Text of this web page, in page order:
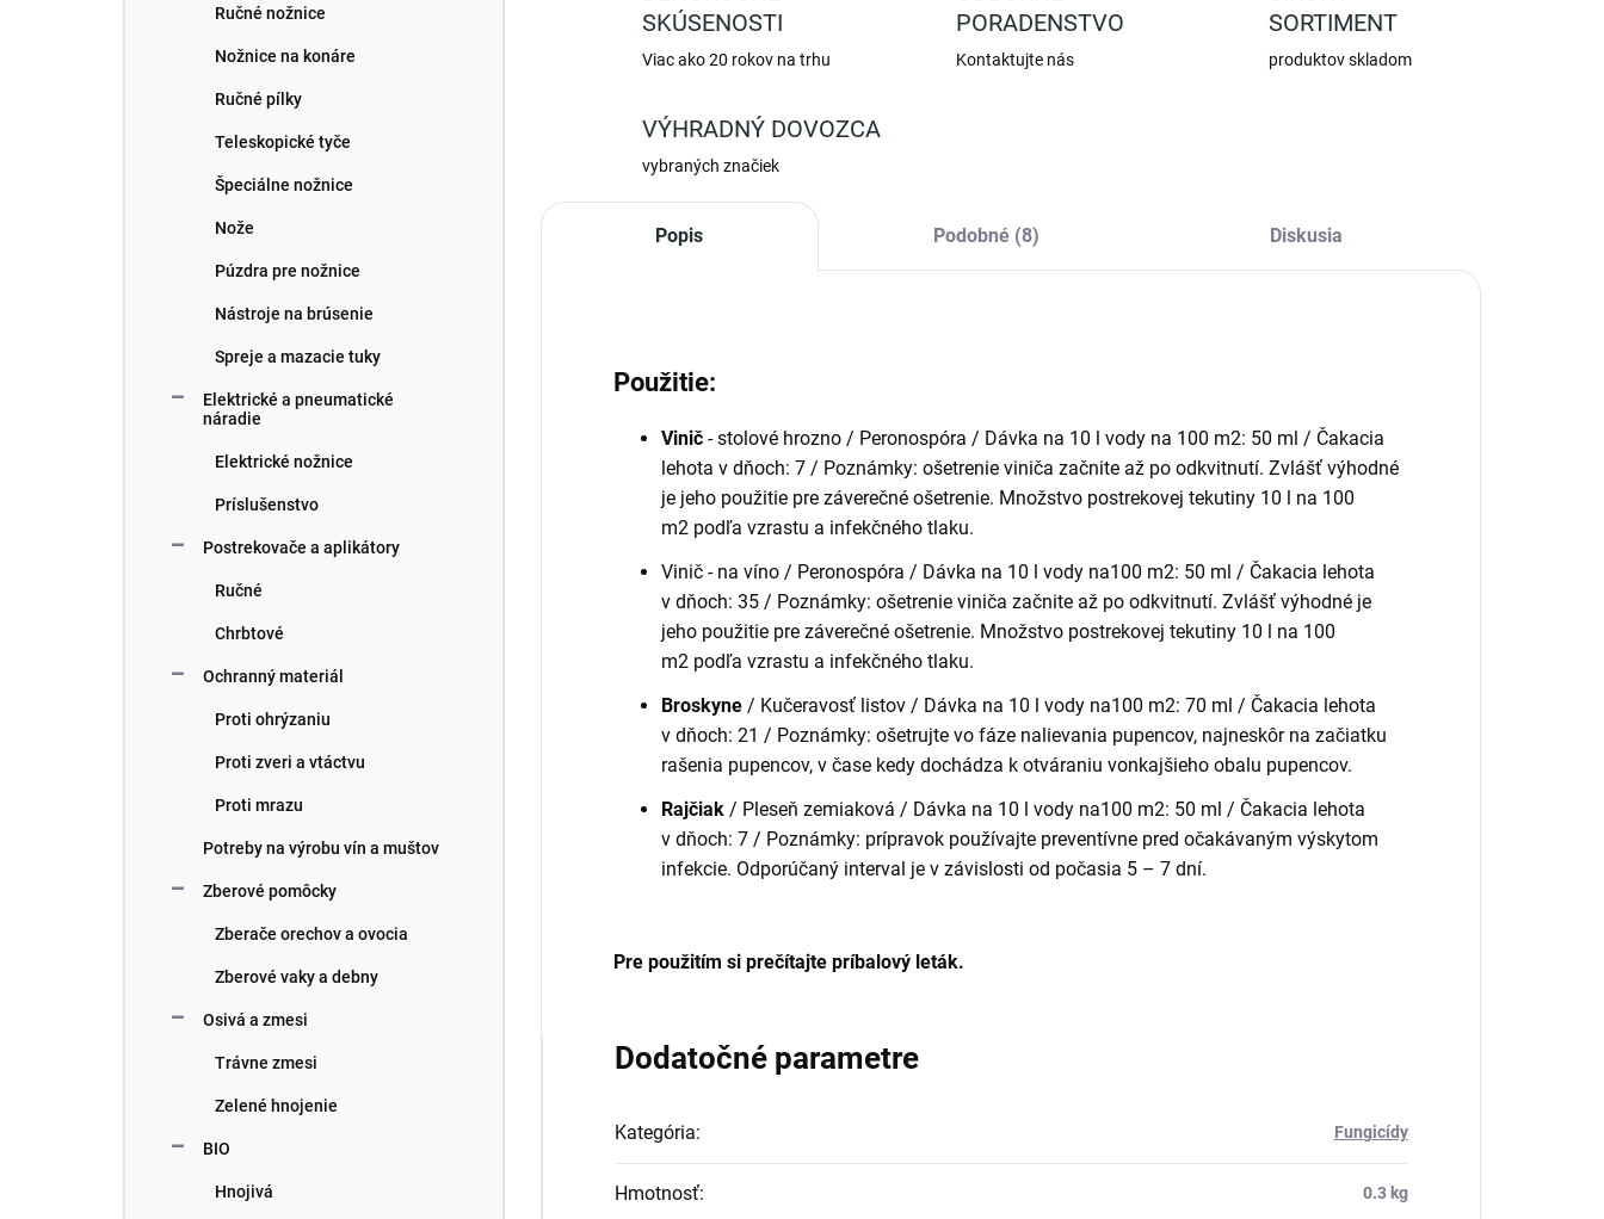
Ručné nožnice
Nožnice na konáre
Ručné pílky
Teleskopické tyče
Špeciálne nožnice
Nože
Púzdra pre nožnice
Nástroje na brúsenie
Spreje a mazacie tuky
Elektrické a pneumatické
náradie
Elektrické nožnice
Príslušenstvo
Postrekovače a aplikátory
Ručné
Chrbtové
Ochranný materiál
Proti ohrýzaniu
Proti zveri a vtáctvu
Proti mrazu
Potreby na výrobu vín a muštov
Zberové pomôcky
Zberače orechov a ovocia
Zberové vaky a debny
Osivá a zmesi
Trávne zmesi
Zelené hnojenie
BIO
Hnojivá
SKÚSENOSTI
Viac ako 20 rokov na trhu
PORADENSTVO
Kontaktujte nás
SORTIMENT
produktov skladom
VÝHRADNÝ DOVOZCA
vybraných značiek
Popis Podobné (8) Diskusia
Použitie:
Vinič - stolové hrozno / Peronospóra / Dávka na 10 l vody na 100 m2: 50 ml / Čakacia
lehota v dňoch: 7 / Poznámky: ošetrenie viniča začnite až po odkvitnutí. Zvlášť výhodné
je jeho použitie pre záverečné ošetrenie. Množstvo postrekovej tekutiny 10 l na 100
m2 podľa vzrastu a infekčného tlaku.
Vinič - na víno / Peronospóra / Dávka na 10 l vody na100 m2: 50 ml / Čakacia lehota
v dňoch: 35 / Poznámky: ošetrenie viniča začnite až po odkvitnutí. Zvlášť výhodné je
jeho použitie pre záverečné ošetrenie. Množstvo postrekovej tekutiny 10 l na 100
m2 podľa vzrastu a infekčného tlaku.
Broskyne / Kučeravosť listov / Dávka na 10 l vody na100 m2: 70 ml / Čakacia lehota
v dňoch: 21 / Poznámky: ošetrujte vo fáze nalievania pupencov, najneskôr na začiatku
rašenia pupencov, v čase kedy dochádza k otváraniu vonkajšieho obalu pupencov.
Rajčiak / Pleseň zemiaková / Dávka na 10 l vody na100 m2: 50 ml / Čakacia lehota
v dňoch: 7 / Poznámky: prípravok používajte preventívne pred očakávaným výskytom
infekcie. Odporúčaný interval je v závislosti od počasia 5 – 7 dní.
Pre použitím si prečítajte príbalový leták.
Dodatočné parametre
Kategória: Fungicídy
Hmotnosť: 0.3 kg